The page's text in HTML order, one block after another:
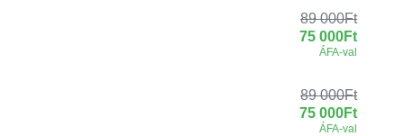
89 000Ft
75 000Ft
ÁFA-val
89 000Ft
75 000Ft
ÁFA-val